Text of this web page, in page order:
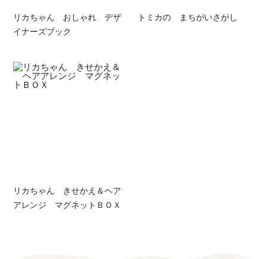
リカちゃん おしゃれ デザ
イナーズブック
トミカの まちがいさがし
リカちゃん きせかえ＆ヘア
アレンジ マグネットＢＯＸ